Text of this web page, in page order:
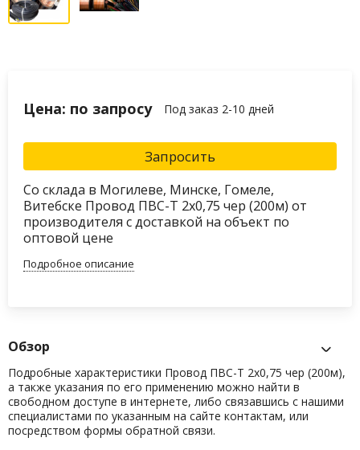
Цена: по запросу Под заказ 2-10 дней
Запросить
Со склада в Могилеве, Минске, Гомеле,
Витебске Провод ПВС-Т 2х0,75 чер (200м) от
производителя с доставкой на объект по
оптовой цене
Подробное описание
Обзор
Подробные характеристики Провод ПВС-Т 2х0,75 чер (200м),
а также указания по его применению можно найти в
свободном доступе в интернете, либо связавшись с нашими
специалистами по указанным на сайте контактам, или
посредством формы обратной связи.